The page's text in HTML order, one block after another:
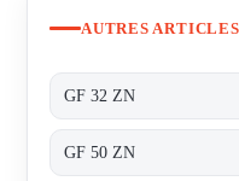
AUTRES
GF 32 ZN
GF 50 ZN